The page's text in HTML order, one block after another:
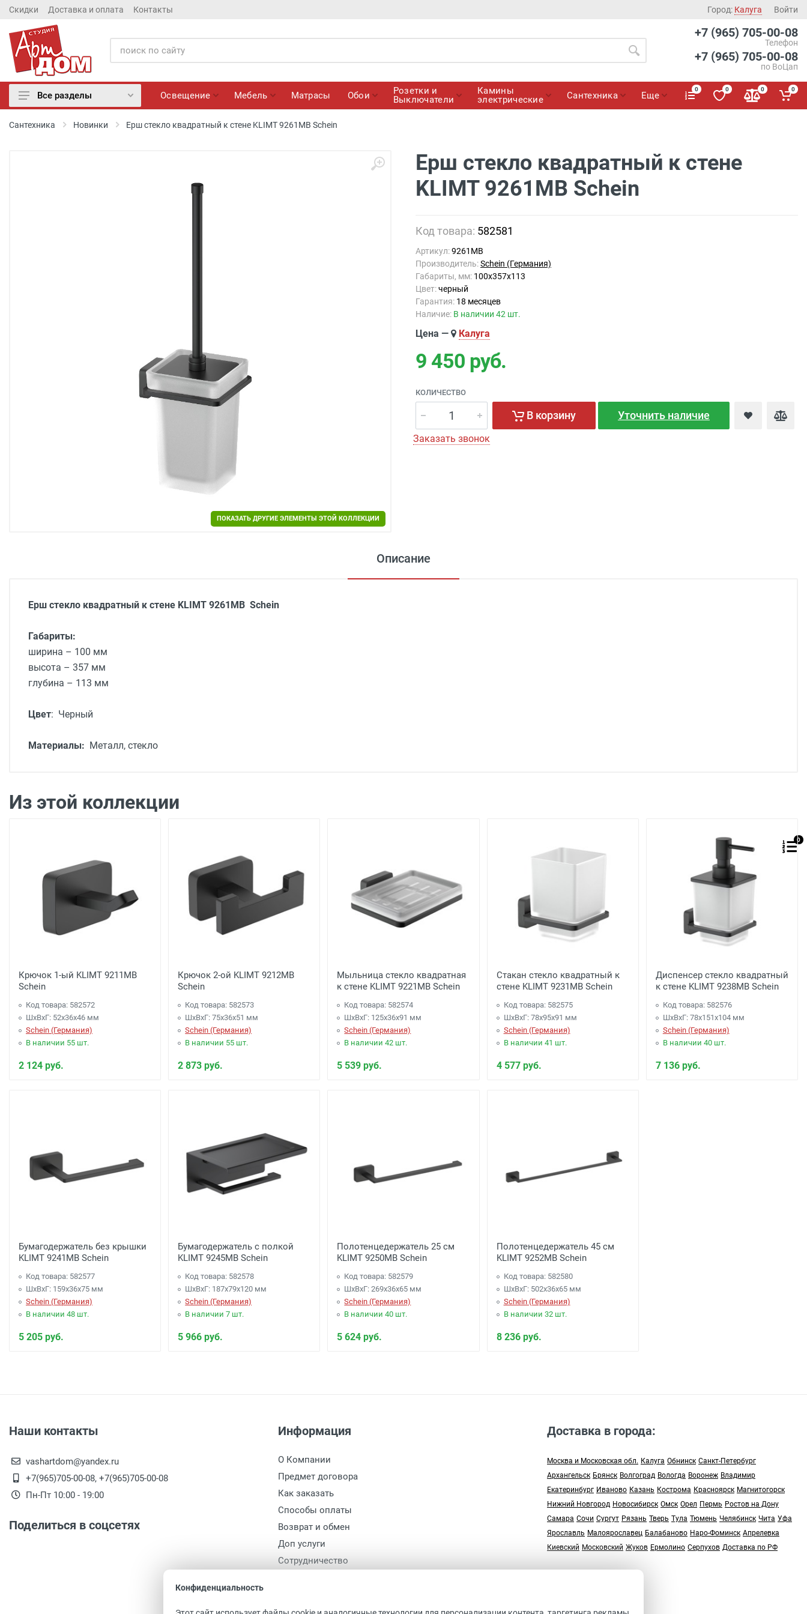
Скидки Доставка и оплата Контакты Город: Калуга Войти
+7 (965) 705-00-08
Телефон
+7 (965) 705-00-08
по ВоЦап
Все разделы Освещение Мебель Матрасы Обои
Розетки и
Выключатели
Камины
электрические
Сантехника Еще
0 0 0 0
Сантехника Новинки Ерш стекло квадратный к стене KLIMT 9261MB Schein
ПОКАЗАТЬ ДРУГИЕ ЭЛЕМЕНТЫ ЭТОЙ КОЛЛЕКЦИИ
Ерш стекло квадратный к стене
KLIMT 9261MB Schein
Код товара: 582581
Артикул:9261MB
Производитель:Schein (Германия)
Габариты, мм: 100х357х113
Цвет:черный
Гарантия: 18 месяцев
Наличие: В наличии 42 шт.
Цена — Калуга
9 450 руб.
КОЛИЧЕСТВО
В корзину Уточнить наличие
Заказать звонок
Описание
Ерш стекло квадратный к стене KLIMT 9261MB Schein
Габариты:
ширина – 100 мм
высота – 357 мм
глубина – 113 мм
Цвет: Черный
Материалы: Металл, стекло
Из этой коллекции
Крючок 1-ый KLIMT 9211MB
Schein
Код товара: 582572
ШхВхГ: 52х36х46 мм
Schein (Германия)
В наличии 55 шт.
2 124 руб.
Крючок 2-ой KLIMT 9212MB
Schein
Код товара: 582573
ШхВхГ: 75х36х51 мм
Schein (Германия)
В наличии 55 шт.
2 873 руб.
Мыльница стекло квадратная
к стене KLIMT 9221MB Schein
Код товара: 582574
ШхВхГ: 125х36х91 мм
Schein (Германия)
В наличии 42 шт.
5 539 руб.
Стакан стекло квадратный к
стене KLIMT 9231MB Schein
Код товара: 582575
ШхВхГ: 78х95х91 мм
Schein (Германия)
В наличии 41 шт.
4 577 руб.
Диспенсер стекло квадратный
к стене KLIMT 9238MB Schein
Код товара: 582576
ШхВхГ: 78х151х104 мм
Schein (Германия)
В наличии 40 шт.
7 136 руб.
Бумагодержатель без крышки
KLIMT 9241MB Schein
Код товара: 582577
ШхВхГ: 159х36х75 мм
Schein (Германия)
В наличии 48 шт.
5 205 руб.
Бумагодержатель с полкой
KLIMT 9245MB Schein
Код товара: 582578
ШхВхГ: 187х79х120 мм
Schein (Германия)
В наличии 7 шт.
5 966 руб.
Полотенцедержатель 25 см
KLIMT 9250MB Schein
Код товара: 582579
ШхВхГ: 269х36х65 мм
Schein (Германия)
В наличии 40 шт.
5 624 руб.
Полотенцедержатель 45 см
KLIMT 9252MB Schein
Код товара: 582580
ШхВхГ: 502х36х65 мм
Schein (Германия)
В наличии 32 шт.
8 236 руб.
Наши контакты
vashartdom@yandex.ru
+7(965)705-00-08, +7(965)705-00-08
Пн-Пт 10:00 - 19:00
Поделиться в соцсетях
Информация
О Компании
Предмет договора
Как заказать
Способы оплаты
Возврат и обмен
Доп услуги
Сотрудничество
Доставка в города:
Москва и Московская обл. Калуга Обнинск Санкт-Петербург
Архангельск Брянск Волгоград Вологда Воронеж Владимир
Екатеринбург Иваново Казань Кострома Красноярск Магнитогорск
Нижний Новгород Новосибирск Омск Орел Пермь Ростов на Дону
Самара Сочи Сургут Рязань Тверь Тула Тюмень Челябинск Чита Уфа
Ярославль Малоярославец Балабаново Наро-Фоминск Апрелевка
Киевский Московский Жуков Ермолино Серпухов Доставка по РФ
0
Конфиденциальность